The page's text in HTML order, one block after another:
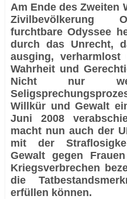
Am Ende des Zweiten
Zivilbevölkerung
furchtbare Odyssee
durch das Unrecht,
ausging,
Wahrheit und
Nicht nur
Willkür und Gewalt
Juni 2008
macht nun auch der
mit der
Gewalt gegen
Kriegsverbrechen
die
erfüllen können.